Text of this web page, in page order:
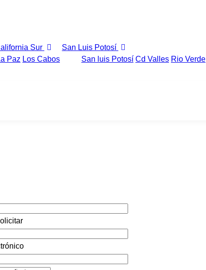
Sur
Paz Los Cabos
San Luis Potosí
San luis Potosí Cd Valles Rio Verde
EN ENSENADA.